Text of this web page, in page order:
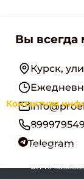
Вы всегда
Курск,
Telegram
Контактная
Адрес:
ИНН:
ОГРН: